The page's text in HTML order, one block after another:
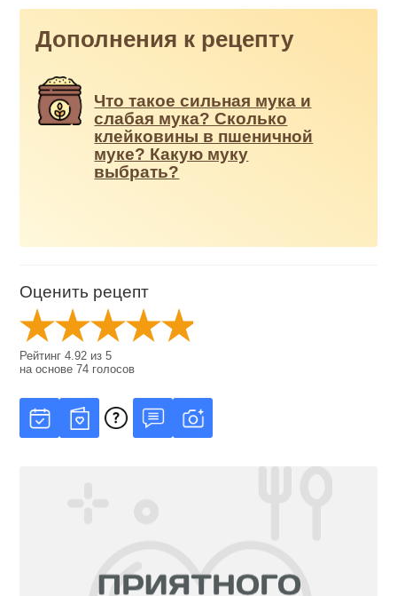
Дополнения к рецепту
Что такое сильная мука и
слабая мука? Сколько
клейковины в пшеничной
муке? Какую муку
выбрать?
Оценить рецепт
Рейтинг4.92 из5
на основе74 голосов